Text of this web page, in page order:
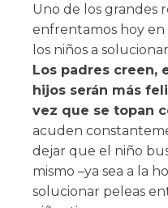
Uno de los grandes
enfrentamos hoy en
los niños a
Los padres creen,
hijos serán más
vez que se topan
acuden
dejar que el niño
mismo –ya sea a la
solucionar peleas